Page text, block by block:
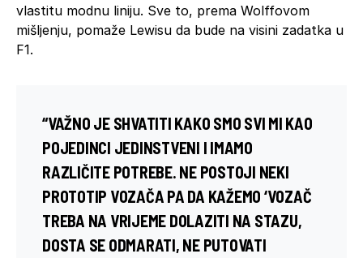
vlastitu modnu liniju. Sve to, prema Wolffovom
mišljenju, pomaže Lewisu da bude na visini zadatka u
F1.
“VAŽNO JE SHVATITI KAKO SMO SVI MI KAO
POJEDINCI JEDINSTVENI I IMAMO
RAZLIČITE POTREBE. NE POSTOJI NEKI
PROTOTIP VOZAČA PA DA KAŽEMO ‘VOZAČ
TREBA NA VRIJEME DOLAZITI NA STAZU,
DOSTA SE ODMARATI, NE PUTOVATI